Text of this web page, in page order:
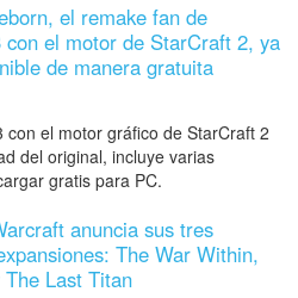
el remake fan de
con el motor de StarCraft 2, ya
de manera gratuita
el motor gráfico de StarCraft 2
del original, incluye varias
gratis para PC.
anuncia sus tres
The War Within,
Last Titan